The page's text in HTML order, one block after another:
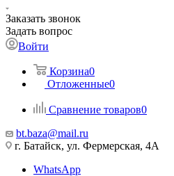
Заказать звонок
Задать вопрос
Войти
Корзина0
Отложенные0
Сравнение товаров0
bt.baza@mail.ru
г. Батайск, ул. Фермерская, 4А
WhatsApp